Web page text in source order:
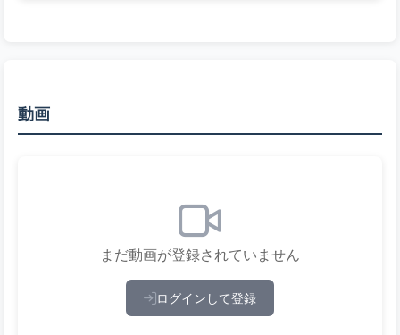
動画
まだ動画が登録されていません
ログインして登録